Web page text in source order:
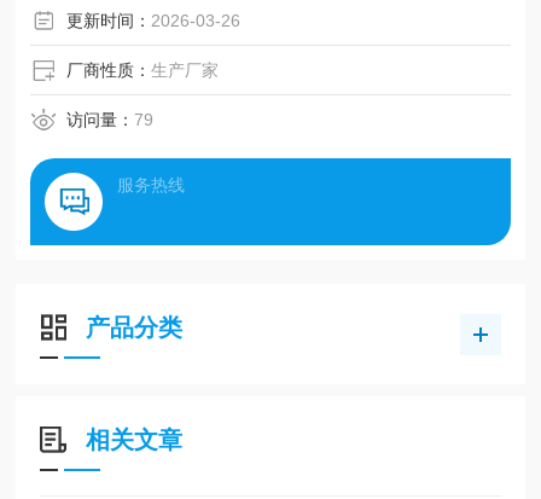
弯曲和抗剪切试验，衡量鱼糜质量的一项重要指标。
更新时间： 2026-03-26
厂商性质：生产厂家
访问量：79
服务热线
产品分类
相关文章